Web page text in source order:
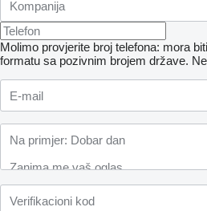
Molimo provjerite broj telefona: mora
formatu sa pozivnim brojem države.